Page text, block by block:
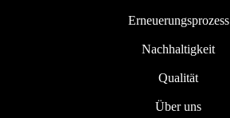
Erneuerungsprozess
Nachhaltigkeit
Qualität
Über uns